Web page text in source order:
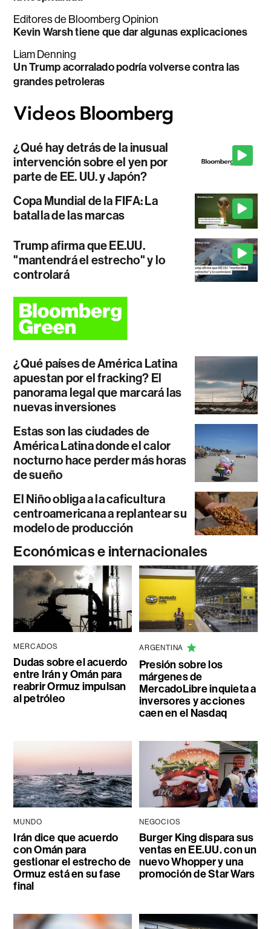
Editores de Bloomberg Opinion
Kevin Warsh tiene que dar algunas explicaciones
Liam Denning
Un Trump acorralado podría volverse contra las
grandes petroleras
¿Qué hay detrás de la inusual
intervención sobre el yen por
parte de EE. UU. y Japón?
Copa Mundial de la FIFA: La
batalla de las marcas
Trump afirma que EE.UU.
"mantendrá el estrecho" y lo
controlará
¿Qué países de América Latina
apuestan por el fracking? El
panorama legal que marcará las
nuevas inversiones
Estas son las ciudades de
América Latina donde el calor
nocturno hace perder más horas
de sueño
El Niño obliga a la caficultura
centroamericana a replantear su
modelo de producción
Económicas e internacionales
MERCADOS
Dudas sobre el acuerdo
entre Irán y Omán para
reabrir Ormuz impulsan
al petróleo
ARGENTINA
Presión sobre los
márgenes de
MercadoLibre inquieta a
inversores y acciones
caen en el Nasdaq
MUNDO
Irán dice que acuerdo
con Omán para
gestionar el estrecho de
Ormuz está en su fase
final
NEGOCIOS
Burger King dispara sus
ventas en EE.UU. con un
nuevo Whopper y una
promoción de Star Wars